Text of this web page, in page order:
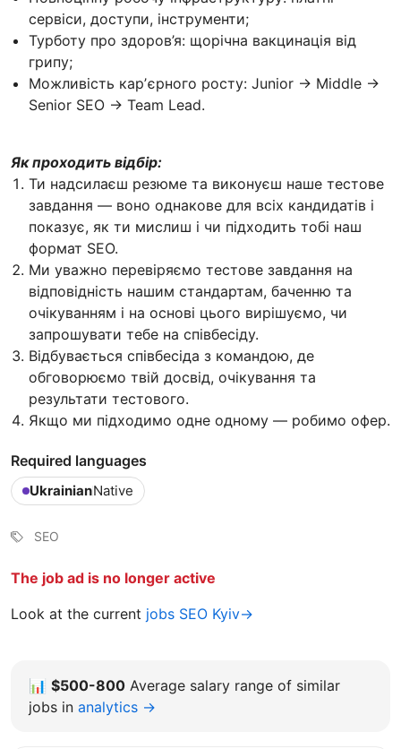
сервіси, доступи, інструменти;
Турботу про здоров’я: щорічна вакцинація від
грипу;
Можливість карʼєрного росту: Junior → Middle →
Senior SEO → Team Lead.
Як проходить відбір:
Ти надсилаєш резюме та виконуєш наше тестове
завдання — воно однакове для всіх кандидатів і
показує, як ти мислиш і чи підходить тобі наш
формат SEO.
Ми уважно перевіряємо тестове завдання на
відповідність нашим стандартам, баченню та
очікуванням і на основі цього вирішуємо, чи
запрошувати тебе на співбесіду.
Відбувається співбесіда з командою, де
обговорюємо твій досвід, очікування та
результати тестового.
Якщо ми підходимо одне одному — робимо офер.
Required languages
UkrainianNative
SEO
The job ad is no longer active
Look at the current jobs SEO Kyiv→
📊 $500-800 Average salary range of similar
jobs in analytics →